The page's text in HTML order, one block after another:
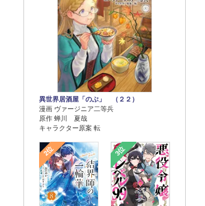
異世界居酒屋「のぶ」 （２２）
漫画 ヴァージニア二等兵
原作 蝉川 夏哉
キャラクター原案 転
2位 3位